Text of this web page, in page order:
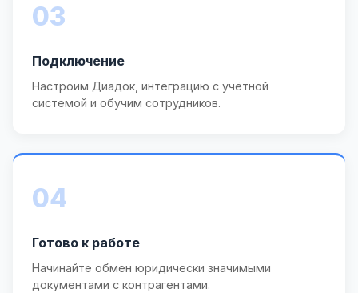
03
Подключение
Настроим Диадок, интеграцию с учётной
системой и обучим сотрудников.
04
Готово к работе
Начинайте обмен юридически значимыми
документами с контрагентами.